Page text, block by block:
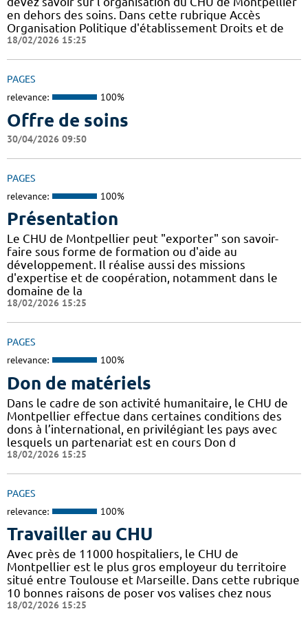
en dehors des soins. Dans cette rubrique Accès
Organisation Politique d'établissement Droits et de
18/02/2026 15:25
PAGES
relevance: 100%
Offre de soins
30/04/2026 09:50
PAGES
relevance: 100%
Présentation
Le CHU de Montpellier peut "exporter" son savoir-
faire sous forme de formation ou d'aide au
développement. Il réalise aussi des missions
d'expertise et de coopération, notamment dans le
domaine de la
18/02/2026 15:25
PAGES
relevance: 100%
Don de matériels
Dans le cadre de son activité humanitaire, le CHU de
Montpellier effectue dans certaines conditions des
dons à l’international, en privilégiant les pays avec
lesquels un partenariat est en cours Don d
18/02/2026 15:25
PAGES
relevance: 100%
Travailler au CHU
Avec près de 11000 hospitaliers, le CHU de
Montpellier est le plus gros employeur du territoire
situé entre Toulouse et Marseille. Dans cette rubrique
10 bonnes raisons de poser vos valises chez nous
18/02/2026 15:25